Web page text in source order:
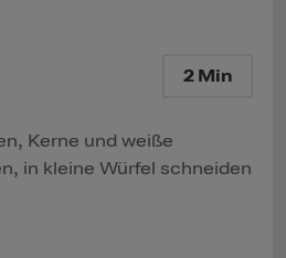
2 Min
Kerne und weiße
in kleine Würfel schneiden